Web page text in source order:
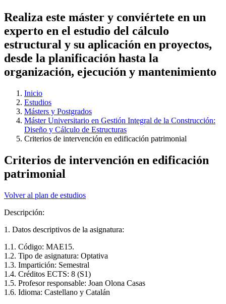
Realiza este máster y conviértete en un
experto en el estudio del cálculo
estructural y su aplicación en proyectos,
desde la planificación hasta la
organización, ejecución y mantenimiento
Inicio
Estudios
Másters y Postgrados
Máster Universitario en Gestión Integral de la Construcción:
Diseño y Cálculo de Estructuras
Criterios de intervención en edificación patrimonial
Criterios de intervención en edificación
patrimonial
Volver al plan de estudios
Descripción:
1. Datos descriptivos de la asignatura:
1.1. Código: MAE15.
1.2. Tipo de asignatura: Optativa
1.3. Impartición: Semestral
1.4. Créditos ECTS: 8 (S1)
1.5. Profesor responsable: Joan Olona Casas
1.6. Idioma: Castellano y Catalán